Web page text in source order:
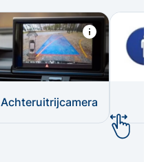
Achteruitrijcamera